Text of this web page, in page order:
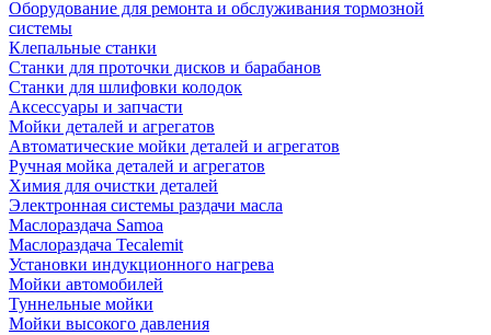
Оборудование для ремонта и обслуживания тормозной
системы
Клепальные станки
Станки для проточки дисков и барабанов
Станки для шлифовки колодок
Аксессуары и запчасти
Мойки деталей и агрегатов
Автоматические мойки деталей и агрегатов
Ручная мойка деталей и агрегатов
Химия для очистки деталей
Электронная системы раздачи масла
Маслораздача Samoa
Маслораздача Tecalemit
Установки индукционного нагрева
Мойки автомобилей
Туннельные мойки
Мойки высокого давления